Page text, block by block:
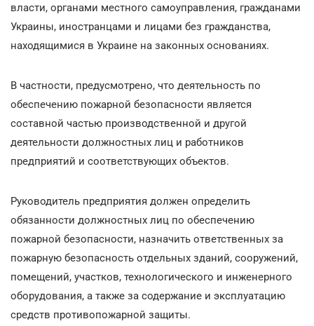
власти, органами местного самоуправления, гражданами
Украины, иностранцами и лицами без гражданства,
находящимися в Украине на законных основаниях.
В частности, предусмотрено, что деятельность по
обеспечению пожарной безопасности является
составной частью производственной и другой
деятельности должностных лиц и работников
предприятий и соответствующих объектов.
Руководитель предприятия должен определить
обязанности должностных лиц по обеспечению
пожарной безопасности, назначить ответственных за
пожарную безопасность отдельных зданий, сооружений,
помещений, участков, технологического и инженерного
оборудования, а также за содержание и эксплуатацию
средств противопожарной защиты.